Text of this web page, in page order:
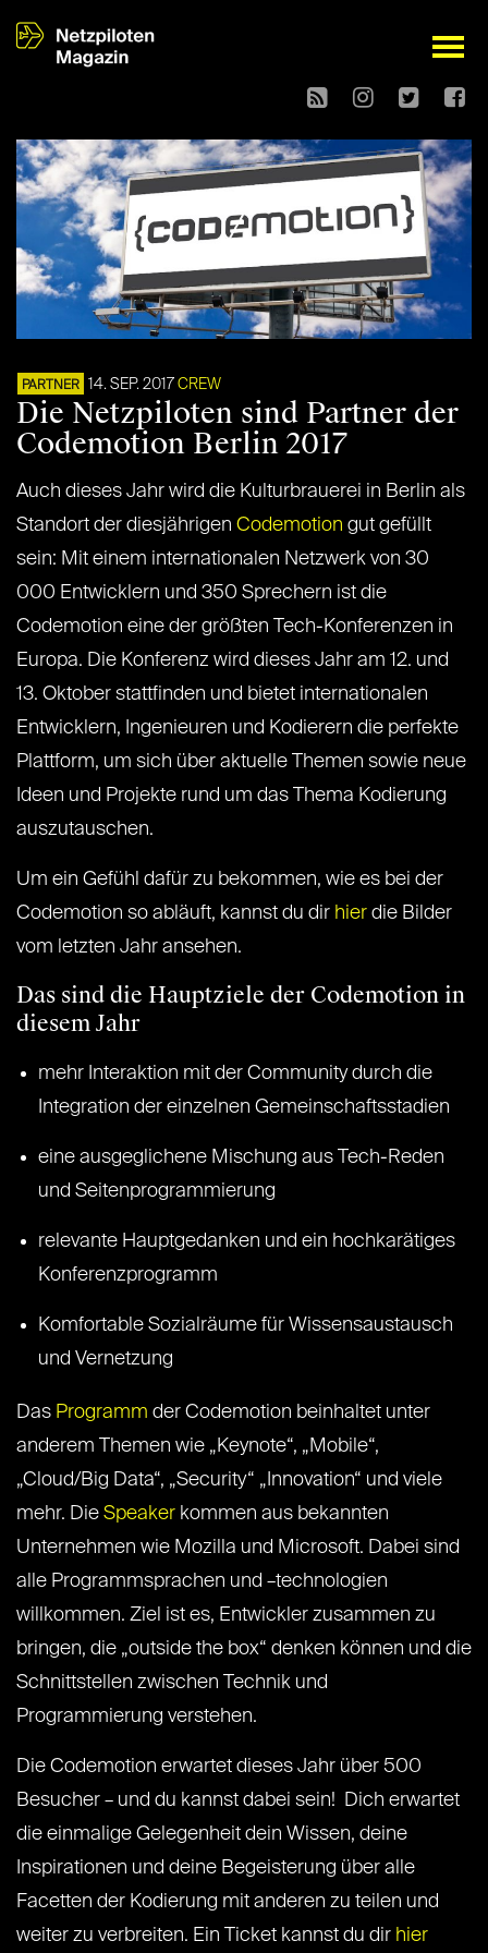
open
PARTNER 14. SEP. 2017 CREW
Die Netzpiloten sind Partner der
Codemotion Berlin 2017
Auch dieses Jahr wird die Kulturbrauerei in Berlin als
Standort der diesjährigen Codemotion gut gefüllt
sein: Mit einem internationalen Netzwerk von 30
000 Entwicklern und 350 Sprechern ist die
Codemotion eine der größten Tech-Konferenzen in
Europa. Die Konferenz wird dieses Jahr am 12. und
13. Oktober stattfinden und bietet internationalen
Entwicklern, Ingenieuren und Kodierern die perfekte
Plattform, um sich über aktuelle Themen sowie neue
Ideen und Projekte rund um das Thema Kodierung
auszutauschen.
Um ein Gefühl dafür zu bekommen, wie es bei der
Codemotion so abläuft, kannst du dir hier die Bilder
vom letzten Jahr ansehen.
Das sind die Hauptziele der Codemotion in
diesem Jahr
mehr Interaktion mit der Community durch die
Integration der einzelnen Gemeinschaftsstadien
eine ausgeglichene Mischung aus Tech-Reden
und Seitenprogrammierung
relevante Hauptgedanken und ein hochkarätiges
Konferenzprogramm
Komfortable Sozialräume für Wissensaustausch
und Vernetzung
Das Programm der Codemotion beinhaltet unter
anderem Themen wie „Keynote“, „Mobile“,
„Cloud/Big Data“, „Security“ „Innovation“ und viele
mehr. Die Speaker kommen aus bekannten
Unternehmen wie Mozilla und Microsoft. Dabei sind
alle Programmsprachen und –technologien
willkommen. Ziel ist es, Entwickler zusammen zu
bringen, die „outside the box“ denken können und die
Schnittstellen zwischen Technik und
Programmierung verstehen.
Die Codemotion erwartet dieses Jahr über 500
Besucher – und du kannst dabei sein! Dich erwartet
die einmalige Gelegenheit dein Wissen, deine
Inspirationen und deine Begeisterung über alle
Facetten der Kodierung mit anderen zu teilen und
weiter zu verbreiten. Ein Ticket kannst du dir hier